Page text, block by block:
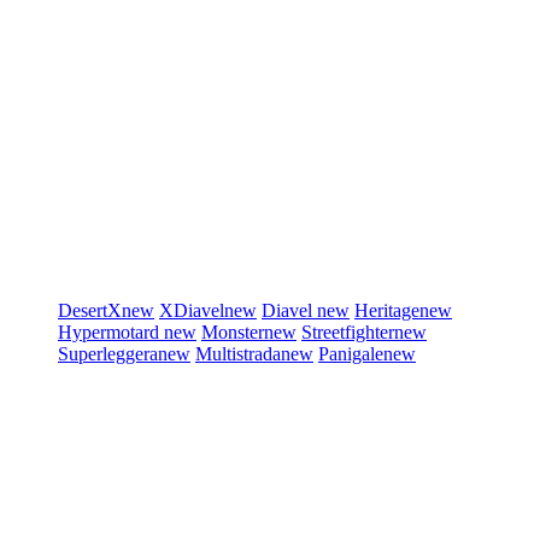
DesertXnew XDiavelnew Diavel new Heritagenew
Hypermotard new Monsternew Streetfighternew
Superleggeranew Multistradanew Panigalenew